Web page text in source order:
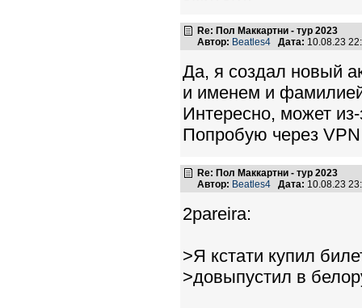
Re: Пол Маккартни - тур 2023
Автор: Beatles4 Дата: 10.08.23
Да, я создал новый
и именем и
Интересно, может
Попробую через VPN
Re: Пол Маккартни - тур 2023
Автор: Beatles4 Дата: 10.08.23
2pareira:
>Я кстати купил
>довыпустил в